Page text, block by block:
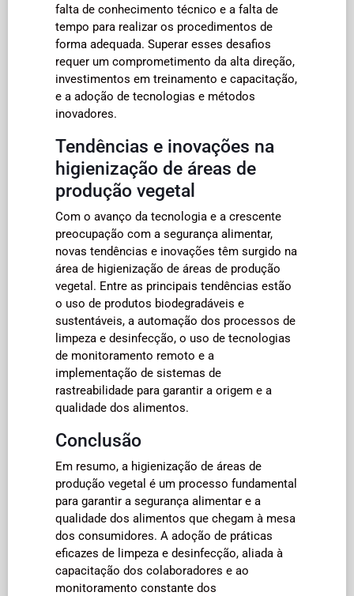
falta de conhecimento técnico e a falta de
tempo para realizar os procedimentos de
forma adequada. Superar esses desafios
requer um comprometimento da alta direção,
investimentos em treinamento e capacitação,
e a adoção de tecnologias e métodos
inovadores.
Tendências e inovações na
higienização de áreas de
produção vegetal
Com o avanço da tecnologia e a crescente
preocupação com a segurança alimentar,
novas tendências e inovações têm surgido na
área de higienização de áreas de produção
vegetal. Entre as principais tendências estão
o uso de produtos biodegradáveis e
sustentáveis, a automação dos processos de
limpeza e desinfecção, o uso de tecnologias
de monitoramento remoto e a
implementação de sistemas de
rastreabilidade para garantir a origem e a
qualidade dos alimentos.
Conclusão
Em resumo, a higienização de áreas de
produção vegetal é um processo fundamental
para garantir a segurança alimentar e a
qualidade dos alimentos que chegam à mesa
dos consumidores. A adoção de práticas
eficazes de limpeza e desinfecção, aliada à
capacitação dos colaboradores e ao
monitoramento constante dos